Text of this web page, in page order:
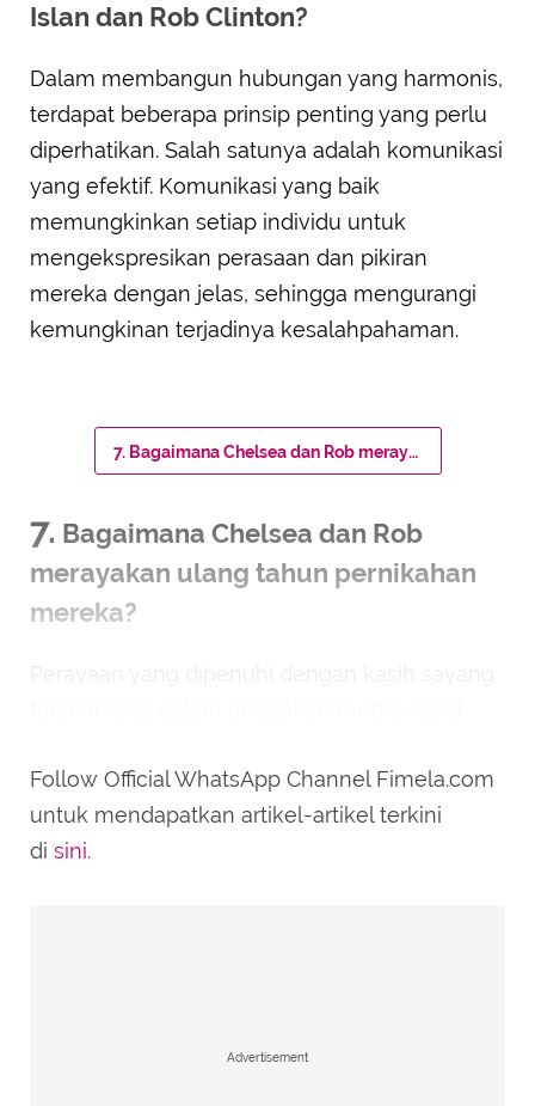
Islan dan Rob Clinton?
Dalam membangun hubungan yang harmonis,
terdapat beberapa prinsip penting yang perlu
diperhatikan. Salah satunya adalah komunikasi
yang efektif. Komunikasi yang baik
memungkinkan setiap individu untuk
mengekspresikan perasaan dan pikiran
mereka dengan jelas, sehingga mengurangi
kemungkinan terjadinya kesalahpahaman.
7. Bagaimana Chelsea dan Rob merayakan ulang tahun pernikahan mereka?
7. Bagaimana Chelsea dan Rob
merayakan ulang tahun pernikahan
mereka?
sorotan banyak orang, menciptakan suasana
yang hangat dan penuh makna.
Follow Official WhatsApp Channel Fimela.com
untuk mendapatkan artikel-artikel terkini
di sini.
Advertisement